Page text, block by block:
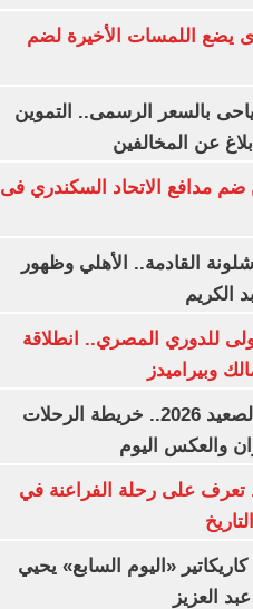
يضع اللمسات الأخيرة لضم
بالسعر الرسمى.. التموين
عن المخالفين
مدافع الاتحاد السكندري فى
القادمة.. الأهلي وظهور
الكريم
للدوري المصري.. انطلاقة
وبيراميدز
مواعيد قطارات الصعيد 2026.. خريطة الرحلات
والعكس اليوم
على رحلة الفراعنة في
«اليوم السابع» يحيي
العزيز